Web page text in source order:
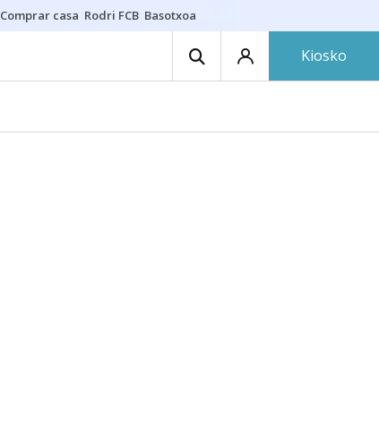
Comprar casa Rodri FCB Basotxoa
Kiosko